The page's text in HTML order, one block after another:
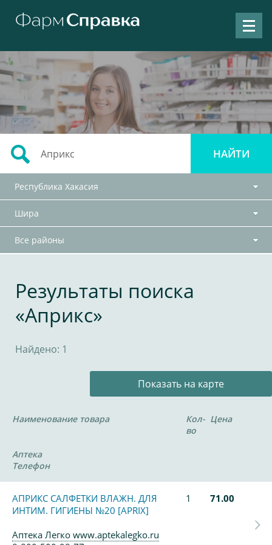
Республика Хакасия
Шира
Все районы
Результаты поиска
«Априкс»
Найдено: 1
Показать на карте
Наименование товара
Кол-
во
Цена
Аптека
Телефон
АПРИКС САЛФЕТКИ ВЛАЖН. ДЛЯ
ИНТИМ. ГИГИЕНЫ №20 [APRIX]
1 71.00
Аптека Легко www.aptekalegko.ru